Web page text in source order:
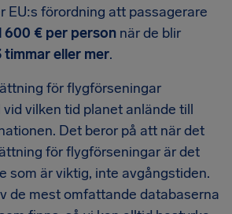
EU:s förordning att passagerare
600 € per person när de blir
eller mer.
för flygförseningar
vilken tid planet anlände till
Det beror på att när det
för flygförseningar är det
som är viktig, inte avgångstiden.
de mest omfattande databaserna